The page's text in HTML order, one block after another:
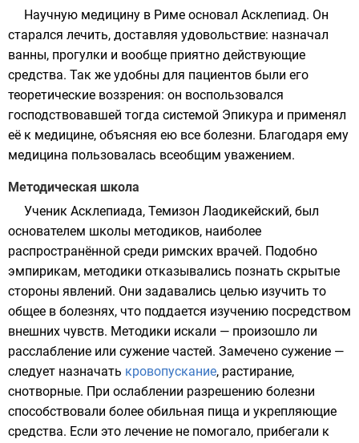
Научную медицину в Риме основал Асклепиад. Он
старался лечить, доставляя удовольствие: назначал
ванны, прогулки и вообще приятно действующие
средства. Так же удобны для пациентов были его
теоретические воззрения: он воспользовался
господствовавшей тогда системой Эпикура и применял
её к медицине, объясняя ею все болезни. Благодаря ему
медицина пользовалась всеобщим уважением.
Методическая школа
Ученик Асклепиада, Темизон Лаодикейский, был
основателем школы методиков, наиболее
распространённой среди римских врачей. Подобно
эмпирикам, методики отказывались познать скрытые
стороны явлений. Они задавались целью изучить то
общее в болезнях, что поддается изучению посредством
внешних чувств. Методики искали — произошло ли
расслабление или сужение частей. Замечено сужение —
следует назначать кровопускание, растирание,
снотворные. При ослаблении разрешению болезни
способствовали более обильная пища и укрепляющие
средства. Если это лечение не помогало, прибегали к